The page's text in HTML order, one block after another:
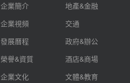
企業簡介
企業視頻
發展曆程
榮譽&資質
企業文化
地產&金融
交通
政府&辦公
酒店&商場
文體&教育